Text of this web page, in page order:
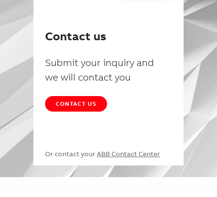
Contact us
Submit your inquiry and
we will contact you
CONTACT US
Or contact your ABB Contact Center